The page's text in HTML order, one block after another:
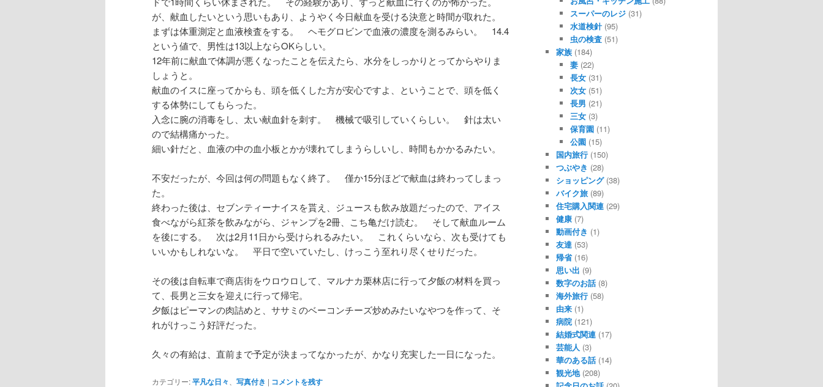
が、献血したいという思いもあり、ようやく今日献血を受ける決意と時間が取れた。
まずは体重測定と血液検査をする。 ヘモグロビンで血液の濃度を測るみらい。 14.4
という値で、男性は13以上ならOKらしい。
12年前に献血で体調が悪くなったことを伝えたら、水分をしっかりとってからやりま
しょうと。
献血のイスに座ってからも、頭を低くした方が安心ですよ、ということで、頭を低く
する体勢にしてもらった。
入念に腕の消毒をし、太い献血針を刺す。 機械で吸引していくらしい。 針は太い
ので結構痛かった。
細い針だと、血液の中の血小板とかが壊れてしまうらしいし、時間もかかるみたい。
不安だったが、今回は何の問題もなく終了。 僅か15分ほどで献血は終わってしまっ
た。
終わった後は、セブンティーナイスを貰え、ジュースも飲み放題だったので、アイス
食べながら紅茶を飲みながら、ジャンプを2冊、こち亀だけ読む。 そして献血ルーム
を後にする。 次は2月11日から受けられるみたい。 これくらいなら、次も受けても
いいかもしれないな。 平日で空いていたし、けっこう至れり尽くせりだった。
その後は自転車で商店街をウロウロして、マルナカ栗林店に行って夕飯の材料を買っ
て、長男と三女を迎えに行って帰宅。
夕飯はピーマンの肉詰めと、ササミのベーコンチーズ炒めみたいなやつを作って、そ
れがけっこう好評だった。
久々の有給は、直前まで予定が決まってなかったが、かなり充実した一日になった。
カテゴリー:平凡な日々、 写真付き | コメントを残す
スーパーのレジ(31)
水道検針(95)
虫の検査(51)
家族 (184)
妻(22)
長女(31)
次女(51)
長男 (21)
三女(3)
保育園(11)
公園(15)
国内旅行 (150)
つぶやき (28)
ショッピング(38)
バイク旅 (89)
住宅購入関連 (29)
健康 (7)
動画付き (1)
友達 (53)
帰省(16)
思い出 (9)
数字のお話 (8)
海外旅行 (58)
由来 (1)
病院 (121)
結婚式関連 (17)
芸能人 (3)
華のある話 (14)
観光地(208)